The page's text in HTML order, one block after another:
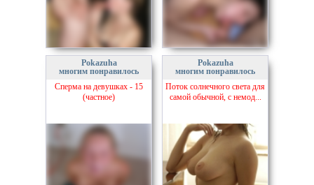
Pokazuha
многим понравилось
Сперма на девушках - 15
(частное)
Pokazuha
многим понравилось
Поток солнечного света для
самой обычной, с немод...